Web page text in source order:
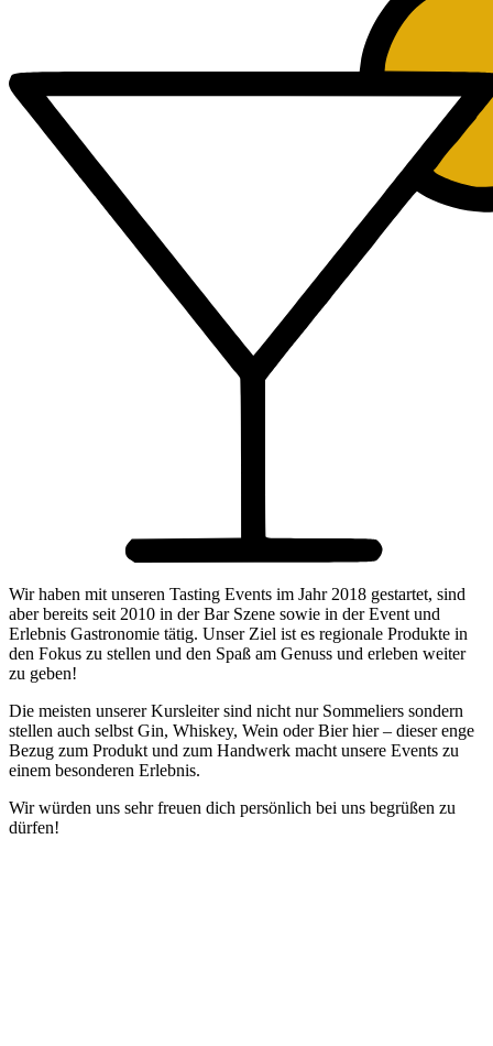
Wir haben mit unseren Tasting Events im Jahr 2018 gestartet, sind
aber bereits seit 2010 in der Bar Szene sowie in der Event und
Erlebnis Gastronomie tätig. Unser Ziel ist es regionale Produkte in
den Fokus zu stellen und den Spaß am Genuss und erleben weiter
zu geben!
Die meisten unserer Kursleiter sind nicht nur Sommeliers sondern
stellen auch selbst Gin, Whiskey, Wein oder Bier hier – dieser enge
Bezug zum Produkt und zum Handwerk macht unsere Events zu
einem besonderen Erlebnis.
Wir würden uns sehr freuen dich persönlich bei uns begrüßen zu
dürfen!